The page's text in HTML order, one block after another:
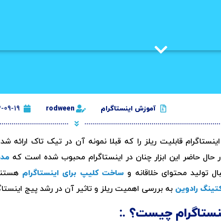
آموزش اینستاگرام rodween
09-19
قابلیت ریلز را که قبلا نمونه آن در تیک تاک ارائه
حال حاضر این ابزار چنان در اینستاگرام محبوب شده است که
تولید محتوای خلاقانه وساخت کلیپ برای اینستاگرام
رادوین به بررسی اهمیت ریلز و تاثیر آن در رشد پیج
چیست؟